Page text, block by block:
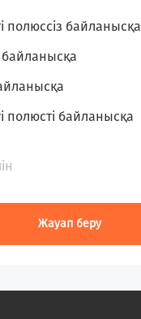
полюссіз байланысқа
полюсті байланысқа
Жауап беру